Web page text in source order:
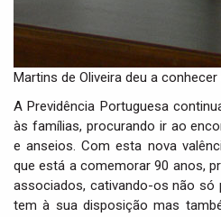
Martins de Oliveira deu a
A Previdência Portuguesa
às famílias, procurando ir ao
e anseios. Com esta nova
que está a comemorar 90 anos,
associados, cativando-os não só
tem à sua disposição mas